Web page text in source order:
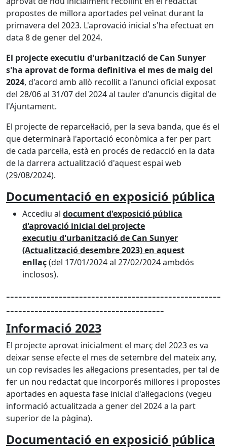
propostes de millora aportades pel veïnat durant la
primavera del 2023. L'aprovació inicial s'ha efectuat en
data 8 de gener del 2024.
El projecte executiu d'urbanització de Can Sunyer
s'ha aprovat de forma definitiva el mes de maig del
2024, d'acord amb allò recollit a l'anunci oficial exposat
del 28/06 al 31/07 del 2024 al tauler d'anuncis digital de
l'Ajuntament.
El projecte de reparcel·lació, per la seva banda, que és el
que determinarà l'aportació econòmica a fer per part
de cada parcel·la, està en procés de redacció en la data
de la darrera actualització d'aquest espai web
(29/08/2024).
Documentació en exposició pública
Accediu al document d'exposició pública
d'aprovació inicial del projecte
executiu d'urbanització de Can Sunyer
(Actualització desembre 2023) en aquest
enllaç(del 17/01/2024 al 27/02/2024 ambdós
inclosos).
-----------------------------------------------------
---------------------------------------
Informació 2023
El projecte aprovat inicialment el març del 2023 es va
deixar sense efecte el mes de setembre del mateix any,
un cop revisades les al·legacions presentades, per tal de
fer un nou redactat que incorporés millores i propostes
aportades en aquesta fase inicial d'al·legacions (vegeu
informació actualitzada a gener del 2024 a la part
superior de la pàgina).
Documentació en exposició pública